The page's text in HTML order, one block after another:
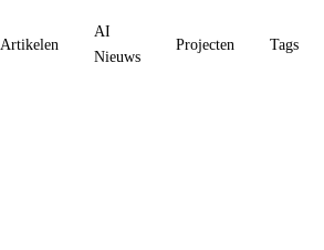
Artikelen
AI
Nieuws
Projecten Tags